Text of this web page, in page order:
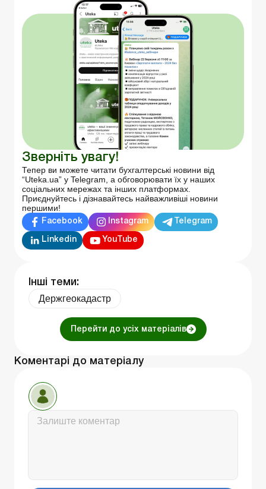
Зверніть увагу!
Тепер ви можете читати бухгалтерські новини від
“Uteka.ua” у Telegram, а обговорювати їх у наших
соціальних мережах та інших платформах.
Приєднуйтесь і дізнавайтесь найважливіші новини
першими!
Facebook Instagram Telegram
Linkedin YouTube
Інші теми:
Держгеокадастр
Перейти до усіх матеріалів
Коментарі до матеріалу